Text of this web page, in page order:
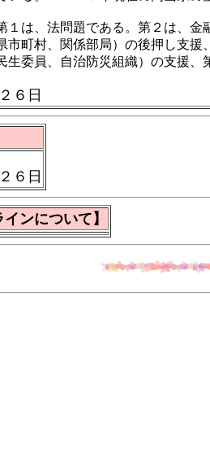
は、法問題である。第２は、
市町村、関係部局）の後押し支
委員、自治防災組織）の支援
６日
６日
ンについて】